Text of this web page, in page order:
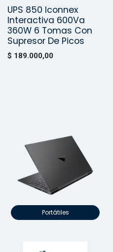
¡Nuevo!
UPS 850 Iconnex
Interactiva 600Va
360W 6 Tomas Con
Supresor De Picos
$ 189.000,00
Portátiles